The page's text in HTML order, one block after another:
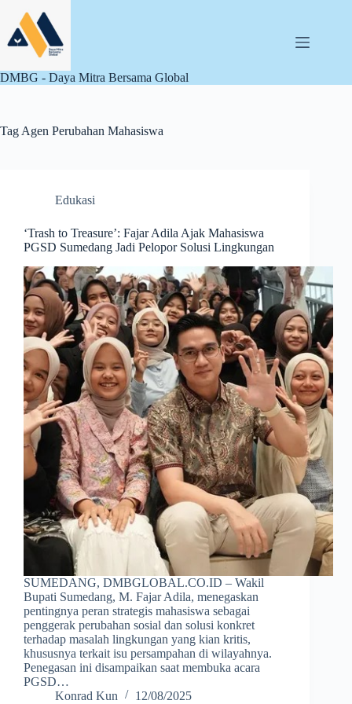
content
DMBG - Daya Mitra Bersama Global
Tag Agen Perubahan Mahasiswa
Edukasi
‘Trash to Treasure’: Fajar Adila Ajak Mahasiswa
PGSD Sumedang Jadi Pelopor Solusi Lingkungan
SUMEDANG, DMBGLOBAL.CO.ID – Wakil
Bupati Sumedang, M. Fajar Adila, menegaskan
pentingnya peran strategis mahasiswa sebagai
penggerak perubahan sosial dan solusi konkret
terhadap masalah lingkungan yang kian kritis,
khususnya terkait isu persampahan di wilayahnya.
Penegasan ini disampaikan saat membuka acara
PGSD…
Konrad Kun
12/08/2025